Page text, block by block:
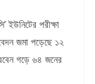
ইউনিটের পরীক্ষা
জমা পড়েছে ১২
গড়ে ৬৪ জনের